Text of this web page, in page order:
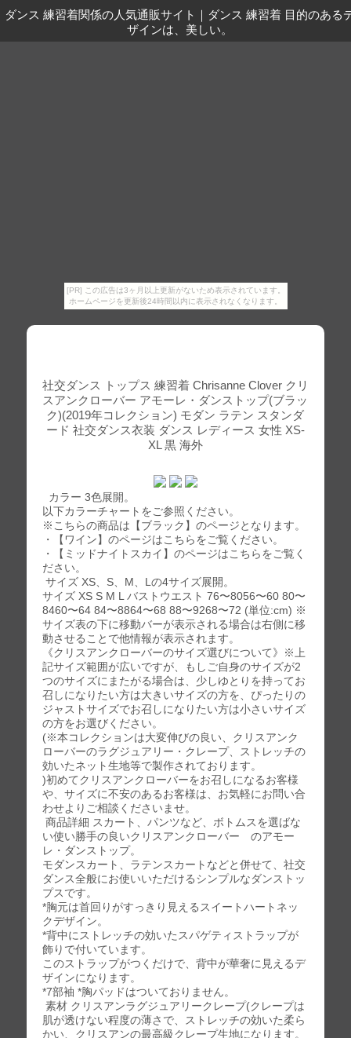
[PR] この広告は3ヶ月以上更新がないため表示されています。
ホームページを更新後24時間以内に表示されなくなります。
ダンス 練習着関係の人気通販サイト ｜ ダンス 練習着 目的のある
ザインは、美しい。
社交ダンス トップス 練習着 Chrisanne Clover クリ
スアンクローバー アモーレ・ダンストップ(ブラッ
ク)(2019年コレクション) モダン ラテン スタンダ
ード 社交ダンス衣装 ダンス レディース 女性 XS-
XL 黒 海外
カラー 3色展開。
以下カラーチャートをご参照ください。
※こちらの商品は【ブラック】のページとなります。
・【ワイン】のページはこちらをご覧ください。
・【ミッドナイトスカイ】のページはこちらをご覧く
ださい。
サイズ XS、S、M、Lの4サイズ展開。
サイズ XS S M L バストウエスト 76〜8056〜60 80〜
8460〜64 84〜8864〜68 88〜9268〜72 (単位:cm) ※
サイズ表の下に移動バーが表示される場合は右側に移
動させることで他情報が表示されます。
《クリスアンクローバーのサイズ選びについて》※上
記サイズ範囲が広いですが、もしご自身のサイズが2
つのサイズにまたがる場合は、少しゆとりを持ってお
召しになりたい方は大きいサイズの方を、ぴったりの
ジャストサイズでお召しになりたい方は小さいサイズ
の方をお選びください。
(※本コレクションは大変伸びの良い、クリスアンク
ローバーのラグジュアリー・クレープ、ストレッチの
効いたネット生地等で製作されております。
)初めてクリスアンクローバーをお召しになるお客様
や、サイズに不安のあるお客様は、お気軽にお問い合
わせよりご相談くださいませ。
商品詳細 スカート、パンツなど、ボトムスを選ばな
い使い勝手の良いクリスアンクローバー のアモー
レ・ダンストップ。
モダンスカート、ラテンスカートなどと併せて、社交
ダンス全般にお使いいただけるシンプルなダンストッ
プスです。
*胸元は首回りがすっきり見えるスイートハートネッ
クデザイン。
*背中にストレッチの効いたスパゲティストラップが
飾りで付いています。
このストラップがつくだけで、背中が華奢に見えるデ
ザインになります。
*7部袖 *胸パッドはついておりません。
素材 クリスアンラグジュアリークレープ(クレープは
肌が透けない程度の薄さで、ストレッチの効いた柔ら
かい、クリスアンの最高級クレープ生地になります。